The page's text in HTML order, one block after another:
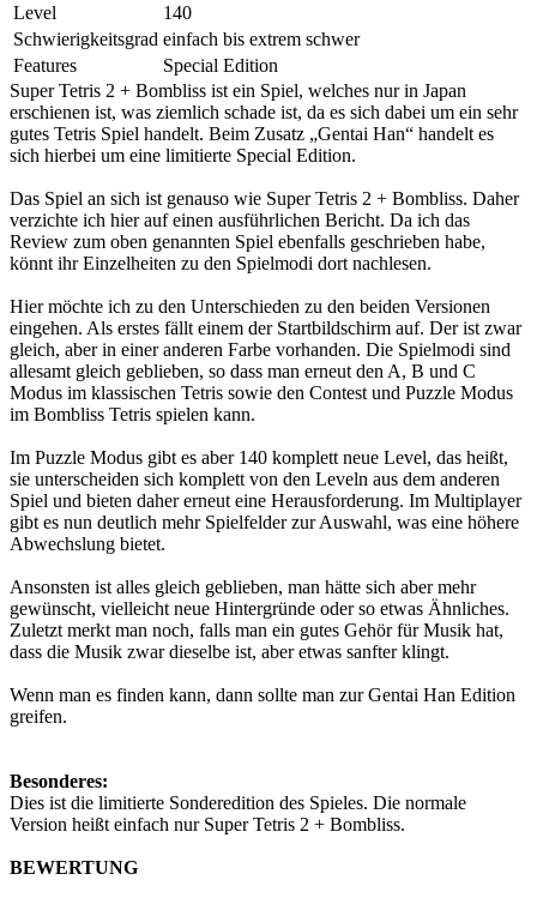
Level
140
Schwierigkeitsgrad einfach bis extrem schwer
Features
Special Edition
Super Tetris 2 + Bombliss ist ein Spiel, welches nur in Japan
erschienen ist, was ziemlich schade ist, da es sich dabei um ein sehr
gutes Tetris Spiel handelt. Beim Zusatz „Gentai Han“ handelt es
sich hierbei um eine limitierte Special Edition.
Das Spiel an sich ist genauso wie Super Tetris 2 + Bombliss. Daher
verzichte ich hier auf einen ausführlichen Bericht. Da ich das
Review zum oben genannten Spiel ebenfalls geschrieben habe,
könnt ihr Einzelheiten zu den Spielmodi dort nachlesen.
Hier möchte ich zu den Unterschieden zu den beiden Versionen
eingehen. Als erstes fällt einem der Startbildschirm auf. Der ist zwar
gleich, aber in einer anderen Farbe vorhanden. Die Spielmodi sind
allesamt gleich geblieben, so dass man erneut den A, B und C
Modus im klassischen Tetris sowie den Contest und Puzzle Modus
im Bombliss Tetris spielen kann.
Im Puzzle Modus gibt es aber 140 komplett neue Level, das heißt,
sie unterscheiden sich komplett von den Leveln aus dem anderen
Spiel und bieten daher erneut eine Herausforderung. Im Multiplayer
gibt es nun deutlich mehr Spielfelder zur Auswahl, was eine höhere
Abwechslung bietet.
Ansonsten ist alles gleich geblieben, man hätte sich aber mehr
gewünscht, vielleicht neue Hintergründe oder so etwas Ähnliches.
Zuletzt merkt man noch, falls man ein gutes Gehör für Musik hat,
dass die Musik zwar dieselbe ist, aber etwas sanfter klingt.
Wenn man es finden kann, dann sollte man zur Gentai Han Edition
greifen.
Besonderes:
Dies ist die limitierte Sonderedition des Spieles. Die normale
Version heißt einfach nur Super Tetris 2 + Bombliss.
BEWERTUNG